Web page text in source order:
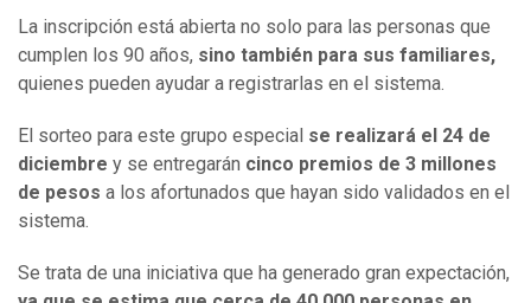
La inscripción está abierta no solo para las personas que
cumplen los 90 años, sino también para sus familiares,
quienes pueden ayudar a registrarlas en el sistema.
El sorteo para este grupo especial se realizará el 24 de
diciembre y se entregarán cinco premios de 3 millones
de pesos a los afortunados que hayan sido validados en el
sistema.
Se trata de una iniciativa que ha generado gran expectación,